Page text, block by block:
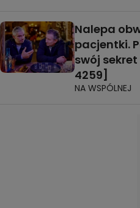
Nalepa
pacjentki.
swój sekret
4259]
NA WSPÓLNEJ